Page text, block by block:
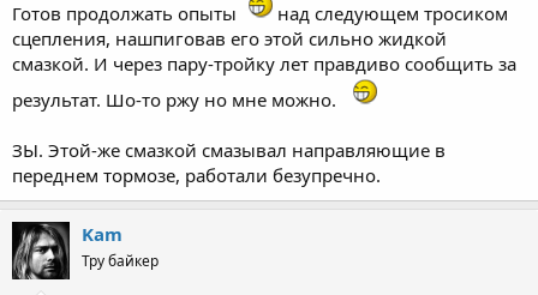
Готов продолжать опыты
над следующем тросиком
сцепления, нашпиговав его этой сильно жидкой
смазкой. И через пару-тройку лет правдиво сообщить за
результат. Шо-то ржу но мне можно.
ЗЫ. Этой-же смазкой смазывал направляющие в
переднем тормозе, работали безупречно.
Kam
Тру байкер